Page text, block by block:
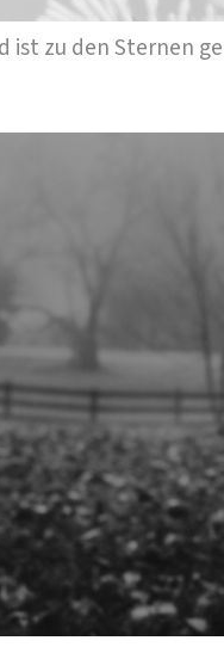
zu den Sternen